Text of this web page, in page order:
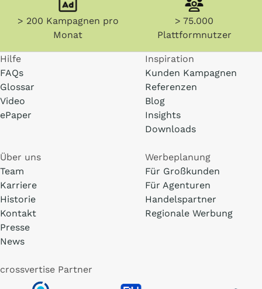
> 200 Kampagnen pro
Monat
> 75.000
Plattformnutzer
Hilfe
FAQs
Glossar
Video
ePaper
Inspiration
Kunden Kampagnen
Referenzen
Blog
Insights
Downloads
Über uns
Team
Karriere
Historie
Kontakt
Presse
News
Werbeplanung
Für Großkunden
Für Agenturen
Handelspartner
Regionale Werbung
crossvertise Partner